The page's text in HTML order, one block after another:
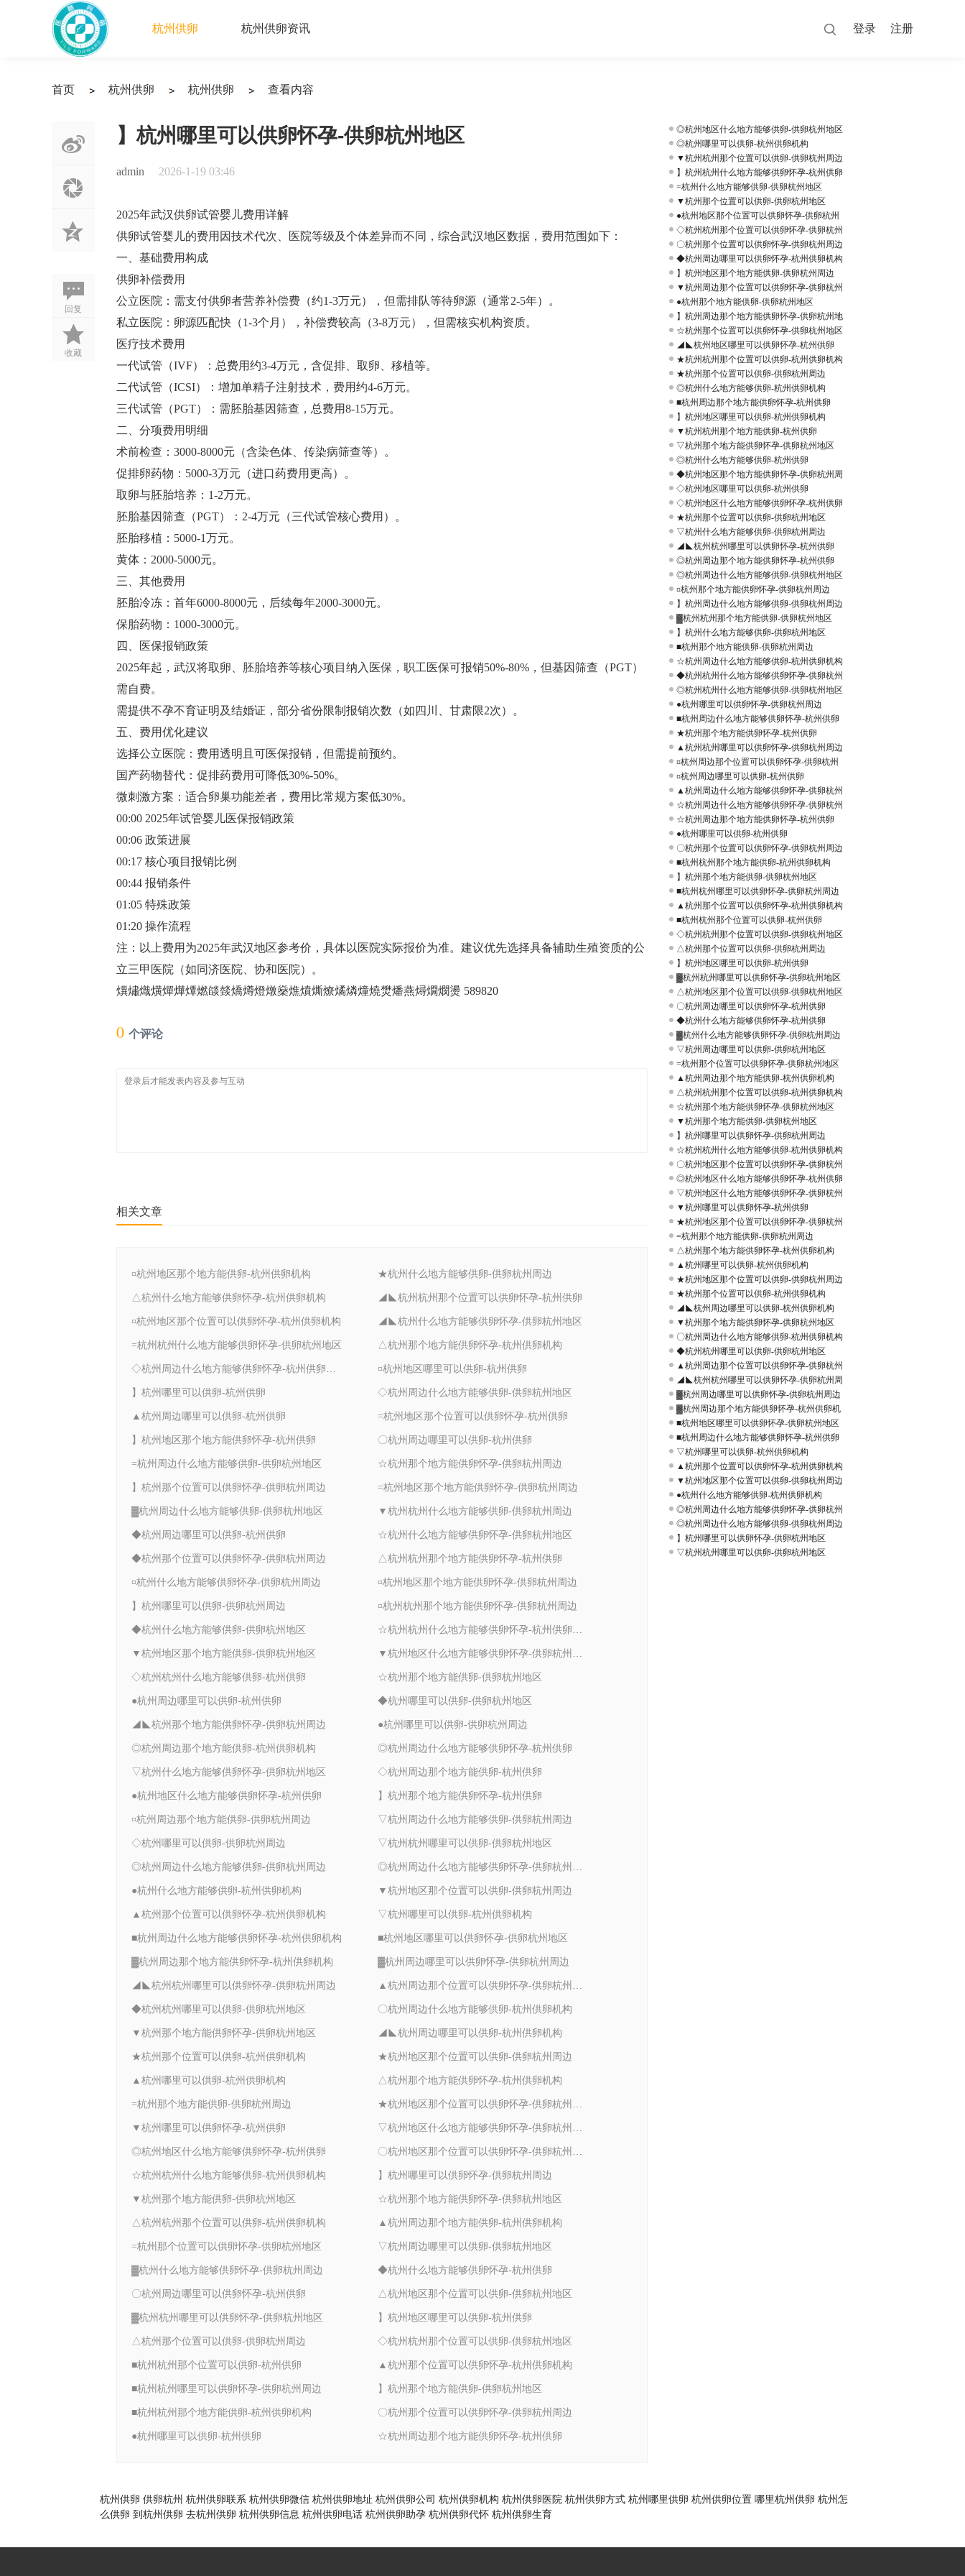
杭州供卵 杭州供卵资讯 登录 注册
首页 杭州供卵 杭州供卵 查看内容
回复
收藏
】杭州哪里可以供卵怀孕-供卵杭州地区
admin 2026-1-19 03:46
2025年武汉供卵试管婴儿费用详解
供卵试管婴儿的费用因技术代次、医院等级及个体差异而不同，综合武汉地区数据，费用范围如下：
一、基础费用构成
供卵补偿费用‌
公立医院：需支付供卵者营养补偿费（约1-3万元），但需排队等待卵源（通常2-5年）‌。
私立医院：卵源匹配快（1-3个月），补偿费较高（3-8万元），但需核实机构资质‌。
医疗技术费用‌
一代试管（IVF）‌：总费用约3-4万元，含促排、取卵、移植等‌。
二代试管（ICSI）‌：增加单精子注射技术，费用约4-6万元‌。
三代试管（PGT）‌：需胚胎基因筛查，总费用8-15万元‌。
二、分项费用明细
术前检查‌：3000-8000元（含染色体、传染病筛查等）‌。
促排卵药物‌：5000-3万元（进口药费用更高）‌。
取卵与胚胎培养‌：1-2万元‌。
胚胎基因筛查（PGT）‌：2-4万元（三代试管核心费用）‌。
胚胎移植‌：5000-1万元‌。
黄体‌：2000-5000元‌。
三、其他费用
胚胎冷冻‌：首年6000-8000元，后续每年2000-3000元‌。
保胎药物‌：1000-3000元‌。
四、医保报销政策
2025年起，武汉将取卵、胚胎培养等核心项目纳入医保，职工医保可报销50%-80%，但基因筛查（PGT）
需自费‌。
需提供不孕不育证明及结婚证，部分省份限制报销次数（如四川、甘肃限2次）‌。
五、费用优化建议
选择公立医院‌：费用透明且可医保报销，但需提前预约‌。
国产药物替代‌：促排药费用可降低30%-50%‌。
微刺激方案‌：适合卵巢功能差者，费用比常规方案低30%‌。
00:00 2025年试管婴儿医保报销政策
00:06 政策进展
00:17 核心项目报销比例
00:44 报销条件
01:05 特殊政策
01:20 操作流程
注‌：以上费用为2025年武汉地区参考价，具体以医院实际报价为准。建议优先选择具备辅助生殖资质的公
立三甲医院（如同济医院、协和医院）‌。
熼熽熾熿燀燁燂燃燄燅燆燇燈燉燊燋燌燍燎燏燐燑燒燓燔燕燖燗燘燙 589820
0 个评论
相关文章
¤杭州地区那个地方能供卵-杭州供卵机构 ★杭州什么地方能够供卵-供卵杭州周边
△杭州什么地方能够供卵怀孕-杭州供卵机构 ◢◣杭州杭州那个位置可以供卵怀孕-杭州供卵
¤杭州地区那个位置可以供卵怀孕-杭州供卵机构 ◢◣杭州什么地方能够供卵怀孕-供卵杭州地区
=杭州杭州什么地方能够供卵怀孕-供卵杭州地区 △杭州那个地方能供卵怀孕-杭州供卵机构
◇杭州周边什么地方能够供卵怀孕-杭州供卵机构 ¤杭州地区哪里可以供卵-杭州供卵
】杭州哪里可以供卵-杭州供卵 ◇杭州周边什么地方能够供卵-供卵杭州地区
▲杭州周边哪里可以供卵-杭州供卵 =杭州地区那个位置可以供卵怀孕-杭州供卵
】杭州地区那个地方能供卵怀孕-杭州供卵 〇杭州周边哪里可以供卵-杭州供卵
=杭州周边什么地方能够供卵-供卵杭州地区 ☆杭州那个地方能供卵怀孕-供卵杭州周边
】杭州那个位置可以供卵怀孕-供卵杭州周边 =杭州地区那个地方能供卵怀孕-供卵杭州周边
▓杭州周边什么地方能够供卵-供卵杭州地区 ▼杭州杭州什么地方能够供卵-供卵杭州周边
◆杭州周边哪里可以供卵-杭州供卵 ☆杭州什么地方能够供卵怀孕-供卵杭州地区
◆杭州那个位置可以供卵怀孕-供卵杭州周边 △杭州杭州那个地方能供卵怀孕-杭州供卵
¤杭州什么地方能够供卵怀孕-供卵杭州周边 ¤杭州地区那个地方能供卵怀孕-供卵杭州周边
】杭州哪里可以供卵-供卵杭州周边 ¤杭州杭州那个地方能供卵怀孕-供卵杭州周边
◆杭州什么地方能够供卵-供卵杭州地区 ☆杭州杭州什么地方能够供卵怀孕-杭州供卵机构
▼杭州地区那个地方能供卵-供卵杭州地区 ▼杭州地区什么地方能够供卵怀孕-供卵杭州周边
◇杭州杭州什么地方能够供卵-杭州供卵 ☆杭州那个地方能供卵-供卵杭州地区
●杭州周边哪里可以供卵-杭州供卵 ◆杭州哪里可以供卵-供卵杭州地区
◢◣杭州那个地方能供卵怀孕-供卵杭州周边 ●杭州哪里可以供卵-供卵杭州周边
◎杭州周边那个地方能供卵-杭州供卵机构 ◎杭州周边什么地方能够供卵怀孕-杭州供卵
▽杭州什么地方能够供卵怀孕-供卵杭州地区 ◇杭州周边那个地方能供卵-杭州供卵
●杭州地区什么地方能够供卵怀孕-杭州供卵 】杭州那个地方能供卵怀孕-杭州供卵
¤杭州周边那个地方能供卵-供卵杭州周边 ▽杭州周边什么地方能够供卵-供卵杭州周边
◇杭州哪里可以供卵-供卵杭州周边 ▽杭州杭州哪里可以供卵-供卵杭州地区
◎杭州周边什么地方能够供卵-供卵杭州周边 ◎杭州周边什么地方能够供卵怀孕-供卵杭州周边
●杭州什么地方能够供卵-杭州供卵机构 ▼杭州地区那个位置可以供卵-供卵杭州周边
▲杭州那个位置可以供卵怀孕-杭州供卵机构 ▽杭州哪里可以供卵-杭州供卵机构
■杭州周边什么地方能够供卵怀孕-杭州供卵机构 ■杭州地区哪里可以供卵怀孕-供卵杭州地区
▓杭州周边那个地方能供卵怀孕-杭州供卵机构 ▓杭州周边哪里可以供卵怀孕-供卵杭州周边
◢◣杭州杭州哪里可以供卵怀孕-供卵杭州周边 ▲杭州周边那个位置可以供卵怀孕-供卵杭州周边
◆杭州杭州哪里可以供卵-供卵杭州地区 〇杭州周边什么地方能够供卵-杭州供卵机构
▼杭州那个地方能供卵怀孕-供卵杭州地区 ◢◣杭州周边哪里可以供卵-杭州供卵机构
★杭州那个位置可以供卵-杭州供卵机构 ★杭州地区那个位置可以供卵-供卵杭州周边
▲杭州哪里可以供卵-杭州供卵机构 △杭州那个地方能供卵怀孕-杭州供卵机构
=杭州那个地方能供卵-供卵杭州周边 ★杭州地区那个位置可以供卵怀孕-供卵杭州周边
▼杭州哪里可以供卵怀孕-杭州供卵 ▽杭州地区什么地方能够供卵怀孕-供卵杭州地区
◎杭州地区什么地方能够供卵怀孕-杭州供卵 〇杭州地区那个位置可以供卵怀孕-供卵杭州地区
☆杭州杭州什么地方能够供卵-杭州供卵机构 】杭州哪里可以供卵怀孕-供卵杭州周边
▼杭州那个地方能供卵-供卵杭州地区 ☆杭州那个地方能供卵怀孕-供卵杭州地区
△杭州杭州那个位置可以供卵-杭州供卵机构 ▲杭州周边那个地方能供卵-杭州供卵机构
=杭州那个位置可以供卵怀孕-供卵杭州地区 ▽杭州周边哪里可以供卵-供卵杭州地区
▓杭州什么地方能够供卵怀孕-供卵杭州周边 ◆杭州什么地方能够供卵怀孕-杭州供卵
〇杭州周边哪里可以供卵怀孕-杭州供卵 △杭州地区那个位置可以供卵-供卵杭州地区
▓杭州杭州哪里可以供卵怀孕-供卵杭州地区 】杭州地区哪里可以供卵-杭州供卵
△杭州那个位置可以供卵-供卵杭州周边 ◇杭州杭州那个位置可以供卵-供卵杭州地区
■杭州杭州那个位置可以供卵-杭州供卵 ▲杭州那个位置可以供卵怀孕-杭州供卵机构
■杭州杭州哪里可以供卵怀孕-供卵杭州周边 】杭州那个地方能供卵-供卵杭州地区
■杭州杭州那个地方能供卵-杭州供卵机构 〇杭州那个位置可以供卵怀孕-供卵杭州周边
●杭州哪里可以供卵-杭州供卵 ☆杭州周边那个地方能供卵怀孕-杭州供卵
◎杭州地区什么地方能够供卵-供卵杭州地区
◎杭州哪里可以供卵-杭州供卵机构
▼杭州杭州那个位置可以供卵-供卵杭州周边
】杭州杭州什么地方能够供卵怀孕-杭州供卵
=杭州什么地方能够供卵-供卵杭州地区
▼杭州那个位置可以供卵-供卵杭州地区
●杭州地区那个位置可以供卵怀孕-供卵杭州
◇杭州杭州那个位置可以供卵怀孕-供卵杭州
〇杭州那个位置可以供卵怀孕-供卵杭州周边
◆杭州周边哪里可以供卵怀孕-杭州供卵机构
】杭州地区那个地方能供卵-供卵杭州周边
▼杭州周边那个位置可以供卵怀孕-供卵杭州
●杭州那个地方能供卵-供卵杭州地区
】杭州周边那个地方能供卵怀孕-供卵杭州地
☆杭州那个位置可以供卵怀孕-供卵杭州地区
◢◣杭州地区哪里可以供卵怀孕-杭州供卵
★杭州杭州那个位置可以供卵-杭州供卵机构
★杭州那个位置可以供卵-供卵杭州周边
◎杭州什么地方能够供卵-杭州供卵机构
■杭州周边那个地方能供卵怀孕-杭州供卵
】杭州地区哪里可以供卵-杭州供卵机构
▼杭州杭州那个地方能供卵-杭州供卵
▽杭州那个地方能供卵怀孕-供卵杭州地区
◎杭州什么地方能够供卵-杭州供卵
◆杭州地区那个地方能供卵怀孕-供卵杭州周
◇杭州地区哪里可以供卵-杭州供卵
◇杭州地区什么地方能够供卵怀孕-杭州供卵
★杭州那个位置可以供卵-供卵杭州地区
▽杭州什么地方能够供卵-供卵杭州周边
◢◣杭州杭州哪里可以供卵怀孕-杭州供卵
◎杭州周边那个地方能供卵怀孕-杭州供卵
◎杭州周边什么地方能够供卵-供卵杭州地区
¤杭州那个地方能供卵怀孕-供卵杭州周边
】杭州周边什么地方能够供卵-供卵杭州周边
▓杭州杭州那个地方能供卵-供卵杭州地区
】杭州什么地方能够供卵-供卵杭州地区
■杭州那个地方能供卵-供卵杭州周边
☆杭州周边什么地方能够供卵-杭州供卵机构
◆杭州杭州什么地方能够供卵怀孕-供卵杭州
◎杭州杭州什么地方能够供卵-供卵杭州地区
●杭州哪里可以供卵怀孕-供卵杭州周边
■杭州周边什么地方能够供卵怀孕-杭州供卵
★杭州那个地方能供卵怀孕-杭州供卵
▲杭州杭州哪里可以供卵怀孕-供卵杭州周边
¤杭州周边那个位置可以供卵怀孕-供卵杭州
¤杭州周边哪里可以供卵-杭州供卵
▲杭州周边什么地方能够供卵怀孕-供卵杭州
☆杭州周边什么地方能够供卵怀孕-供卵杭州
☆杭州周边那个地方能供卵怀孕-杭州供卵
●杭州哪里可以供卵-杭州供卵
〇杭州那个位置可以供卵怀孕-供卵杭州周边
■杭州杭州那个地方能供卵-杭州供卵机构
】杭州那个地方能供卵-供卵杭州地区
■杭州杭州哪里可以供卵怀孕-供卵杭州周边
▲杭州那个位置可以供卵怀孕-杭州供卵机构
■杭州杭州那个位置可以供卵-杭州供卵
◇杭州杭州那个位置可以供卵-供卵杭州地区
△杭州那个位置可以供卵-供卵杭州周边
】杭州地区哪里可以供卵-杭州供卵
▓杭州杭州哪里可以供卵怀孕-供卵杭州地区
△杭州地区那个位置可以供卵-供卵杭州地区
〇杭州周边哪里可以供卵怀孕-杭州供卵
◆杭州什么地方能够供卵怀孕-杭州供卵
▓杭州什么地方能够供卵怀孕-供卵杭州周边
▽杭州周边哪里可以供卵-供卵杭州地区
=杭州那个位置可以供卵怀孕-供卵杭州地区
▲杭州周边那个地方能供卵-杭州供卵机构
△杭州杭州那个位置可以供卵-杭州供卵机构
☆杭州那个地方能供卵怀孕-供卵杭州地区
▼杭州那个地方能供卵-供卵杭州地区
】杭州哪里可以供卵怀孕-供卵杭州周边
☆杭州杭州什么地方能够供卵-杭州供卵机构
〇杭州地区那个位置可以供卵怀孕-供卵杭州
◎杭州地区什么地方能够供卵怀孕-杭州供卵
▽杭州地区什么地方能够供卵怀孕-供卵杭州
▼杭州哪里可以供卵怀孕-杭州供卵
★杭州地区那个位置可以供卵怀孕-供卵杭州
=杭州那个地方能供卵-供卵杭州周边
△杭州那个地方能供卵怀孕-杭州供卵机构
▲杭州哪里可以供卵-杭州供卵机构
★杭州地区那个位置可以供卵-供卵杭州周边
★杭州那个位置可以供卵-杭州供卵机构
◢◣杭州周边哪里可以供卵-杭州供卵机构
▼杭州那个地方能供卵怀孕-供卵杭州地区
〇杭州周边什么地方能够供卵-杭州供卵机构
◆杭州杭州哪里可以供卵-供卵杭州地区
▲杭州周边那个位置可以供卵怀孕-供卵杭州
◢◣杭州杭州哪里可以供卵怀孕-供卵杭州周
▓杭州周边哪里可以供卵怀孕-供卵杭州周边
▓杭州周边那个地方能供卵怀孕-杭州供卵机
■杭州地区哪里可以供卵怀孕-供卵杭州地区
■杭州周边什么地方能够供卵怀孕-杭州供卵
▽杭州哪里可以供卵-杭州供卵机构
▲杭州那个位置可以供卵怀孕-杭州供卵机构
▼杭州地区那个位置可以供卵-供卵杭州周边
●杭州什么地方能够供卵-杭州供卵机构
◎杭州周边什么地方能够供卵怀孕-供卵杭州
◎杭州周边什么地方能够供卵-供卵杭州周边
】杭州哪里可以供卵怀孕-供卵杭州地区
▽杭州杭州哪里可以供卵-供卵杭州地区
杭州供卵 供卵杭州 杭州供卵联系 杭州供卵微信 杭州供卵地址 杭州供卵公司 杭州供卵机构 杭州供卵医院 杭州供卵方式 杭州哪里供卵 杭州供卵位置 哪里杭州供卵 杭州怎
么供卵 到杭州供卵 去杭州供卵 杭州供卵信息 杭州供卵电话 杭州供卵助孕 杭州供卵代怀 杭州供卵生育